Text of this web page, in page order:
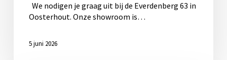
We nodigen je graag uit bij de Everdenberg 63 in
Oosterhout. Onze showroom is…
5 juni 2026